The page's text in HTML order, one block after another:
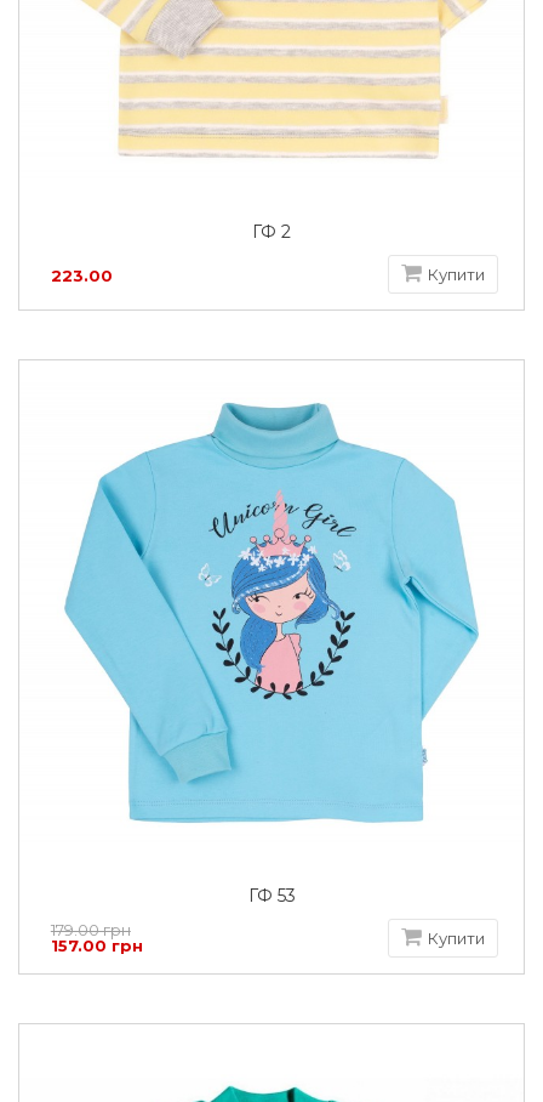
ГФ 2
223.00 Купити
ГФ 53
179.00 грн
157.00 грн
Купити